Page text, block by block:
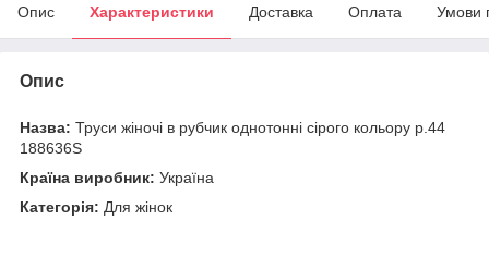
Опис Характеристики Доставка Оплата Умови
Опис
Назва: Труси жіночі в рубчик однотонні сірого кольору р.44
188636S
Країна виробник: Україна
Категорія: Для жінок